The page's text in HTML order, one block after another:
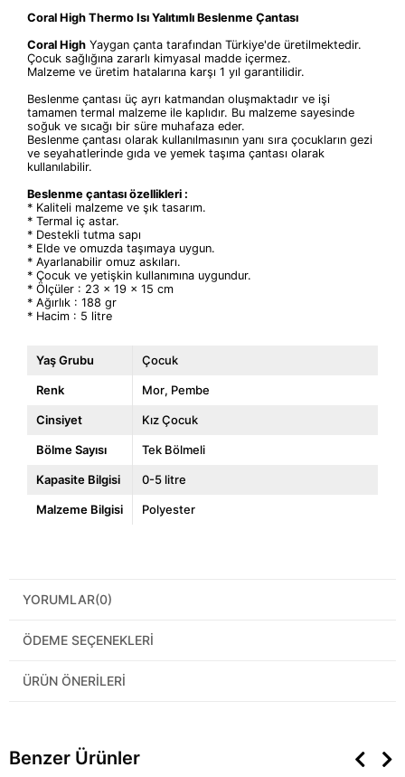
Coral High Thermo Isı Yalıtımlı Beslenme Çantası
Coral High Yaygan çanta tarafından Türkiye'de üretilmektedir.
Çocuk sağlığına zararlı kimyasal madde içermez.
Malzeme ve üretim hatalarına karşı 1 yıl garantilidir.
Beslenme çantası üç ayrı katmandan oluşmaktadır ve işi
tamamen termal malzeme ile kaplıdır. Bu malzeme sayesinde
soğuk ve sıcağı bir süre muhafaza eder.
Beslenme çantası olarak kullanılmasının yanı sıra çocukların gezi
ve seyahatlerinde gıda ve yemek taşıma çantası olarak
kullanılabilir.
Beslenme çantası özellikleri :
* Kaliteli malzeme ve şık tasarım.
* Termal iç astar.
* Destekli tutma sapı
* Elde ve omuzda taşımaya uygun.
* Ayarlanabilir omuz askıları.
* Çocuk ve yetişkin kullanımına uygundur.
* Ölçüler : 23 x 19 x 15 cm
* Ağırlık : 188 gr
* Hacim : 5 litre
Yaş Grubu Çocuk
Renk Mor Pembe
Cinsiyet Kız Çocuk
Bölme Sayısı Tek Bölmeli
Kapasite Bilgisi 0-5 litre
Malzeme Bilgisi Polyester
YORUMLAR(0)
ÖDEME SEÇENEKLERI
ÜRÜN ÖNERILERI
Benzer Ürünler